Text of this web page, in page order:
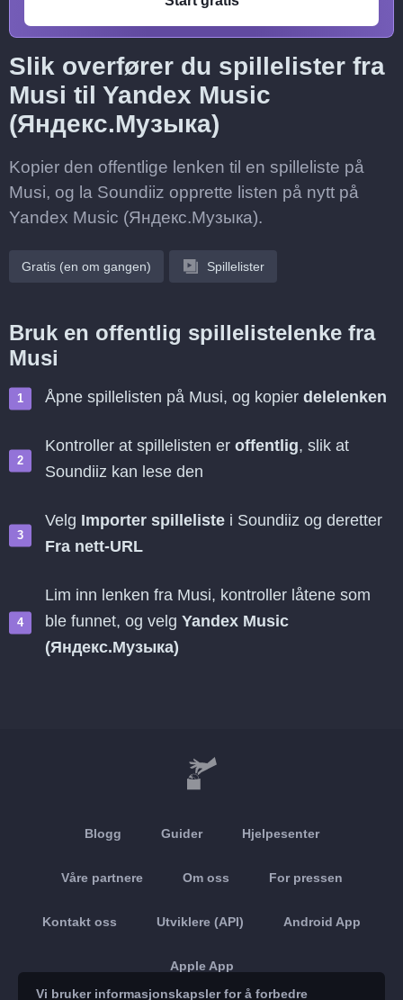
Slik overfører du spillelister fra
Musi til Yandex Music
(Яндекс.Музыка)
Kopier den offentlige lenken til en spilleliste på
Musi, og la Soundiiz opprette listen på nytt på
Yandex Music (Яндекс.Музыка).
Gratis (en om gangen) Spillelister
Bruk en offentlig spillelistelenke fra
Musi
Åpne spillelisten på Musi, og kopier delelenken
Kontroller at spillelisten er offentlig, slik at
Soundiiz kan lese den
Velg Importer spilleliste i Soundiiz og deretter
Fra nett-URL
Lim inn lenken fra Musi, kontroller låtene som
ble funnet, og velg Yandex Music
(Яндекс.Музыка)
Blogg Guider Hjelpesenter
Våre partnere Om oss For pressen
Kontakt oss Utviklere (API) Android App
Apple App
Vi bruker informasjonskapsler for å forbedre